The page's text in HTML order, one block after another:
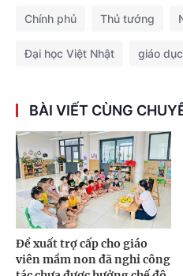
Chính phủ Thủ tướng
Đại học Việt Nhật giáo dục
BÀI VIẾT CÙNG
Đề xuất trợ cấp cho giáo
viên mầm non đã nghỉ công